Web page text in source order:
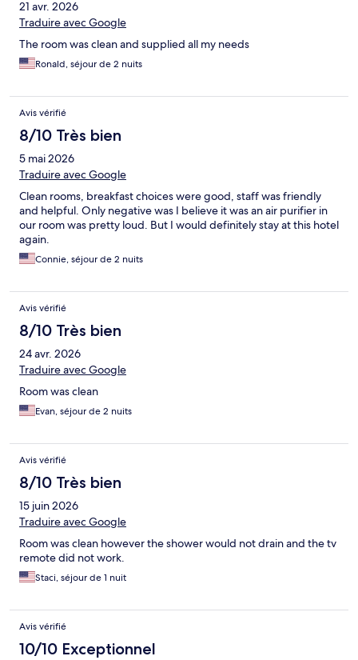
21 avr. 2026
Traduire avec Google
The room was clean and supplied all my needs
Ronald, séjour de 2 nuits
Avis vérifié
8/10 Très bien
5 mai 2026
Traduire avec Google
Clean rooms, breakfast choices were good, staff was friendly
and helpful. Only negative was I believe it was an air purifier in
our room was pretty loud. But I would definitely stay at this hotel
again.
Connie, séjour de 2 nuits
Avis vérifié
8/10 Très bien
24 avr. 2026
Traduire avec Google
Room was clean
Evan, séjour de 2 nuits
Avis vérifié
8/10 Très bien
15 juin 2026
Traduire avec Google
Room was clean however the shower would not drain and the tv
remote did not work.
Staci, séjour de 1 nuit
Avis vérifié
10/10 Exceptionnel